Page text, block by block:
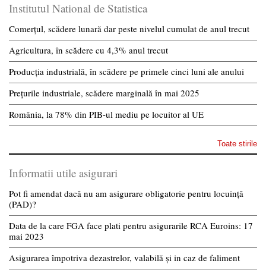
Institutul National de Statistica
Comerțul, scădere lunară dar peste nivelul cumulat de anul trecut
Agricultura, în scădere cu 4,3% anul trecut
Producția industrială, în scădere pe primele cinci luni ale anului
Prețurile industriale, scădere marginală în mai 2025
România, la 78% din PIB-ul mediu pe locuitor al UE
Toate stirile
Informatii utile asigurari
Pot fi amendat dacă nu am asigurare obligatorie pentru locuință
(PAD)?
Data de la care FGA face plati pentru asigurarile RCA Euroins: 17
mai 2023
Asigurarea împotriva dezastrelor, valabilă și in caz de faliment